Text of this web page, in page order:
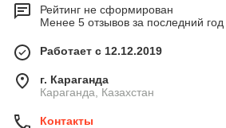
Рейтинг не сформирован
Менее 5 отзывов за последний год
Работает с 12.12.2019
г. Караганда
Караганда, Казахстан
Контакты